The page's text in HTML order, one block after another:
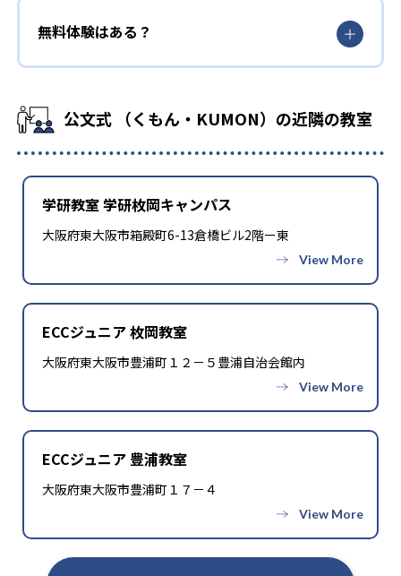
無料体験はある？
公文式 （くもん・KUMON）の近隣の教室
学研教室 学研枚岡キャンパス
大阪府東大阪市箱殿町6-13倉橋ビル2階ー東
ECCジュニア 枚岡教室
大阪府東大阪市豊浦町１２－５豊浦自治会館内
ECCジュニア 豊浦教室
大阪府東大阪市豊浦町１７－４